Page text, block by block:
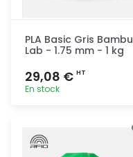
PLA Basic Gris Bambu
Lab - 1.75 mm - 1 kg
29,08 € HT
En stock